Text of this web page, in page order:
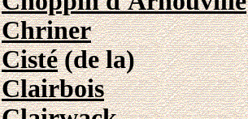
Chriner
Cisté(de la)
Clairbois